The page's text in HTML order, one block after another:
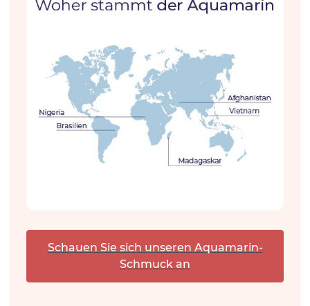
Schauen Sie sich unseren Aquamarin-
Schmuck an